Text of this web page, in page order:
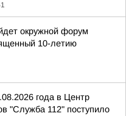
окружной форум
10-летию
года в Центр
"Служба 112" поступило